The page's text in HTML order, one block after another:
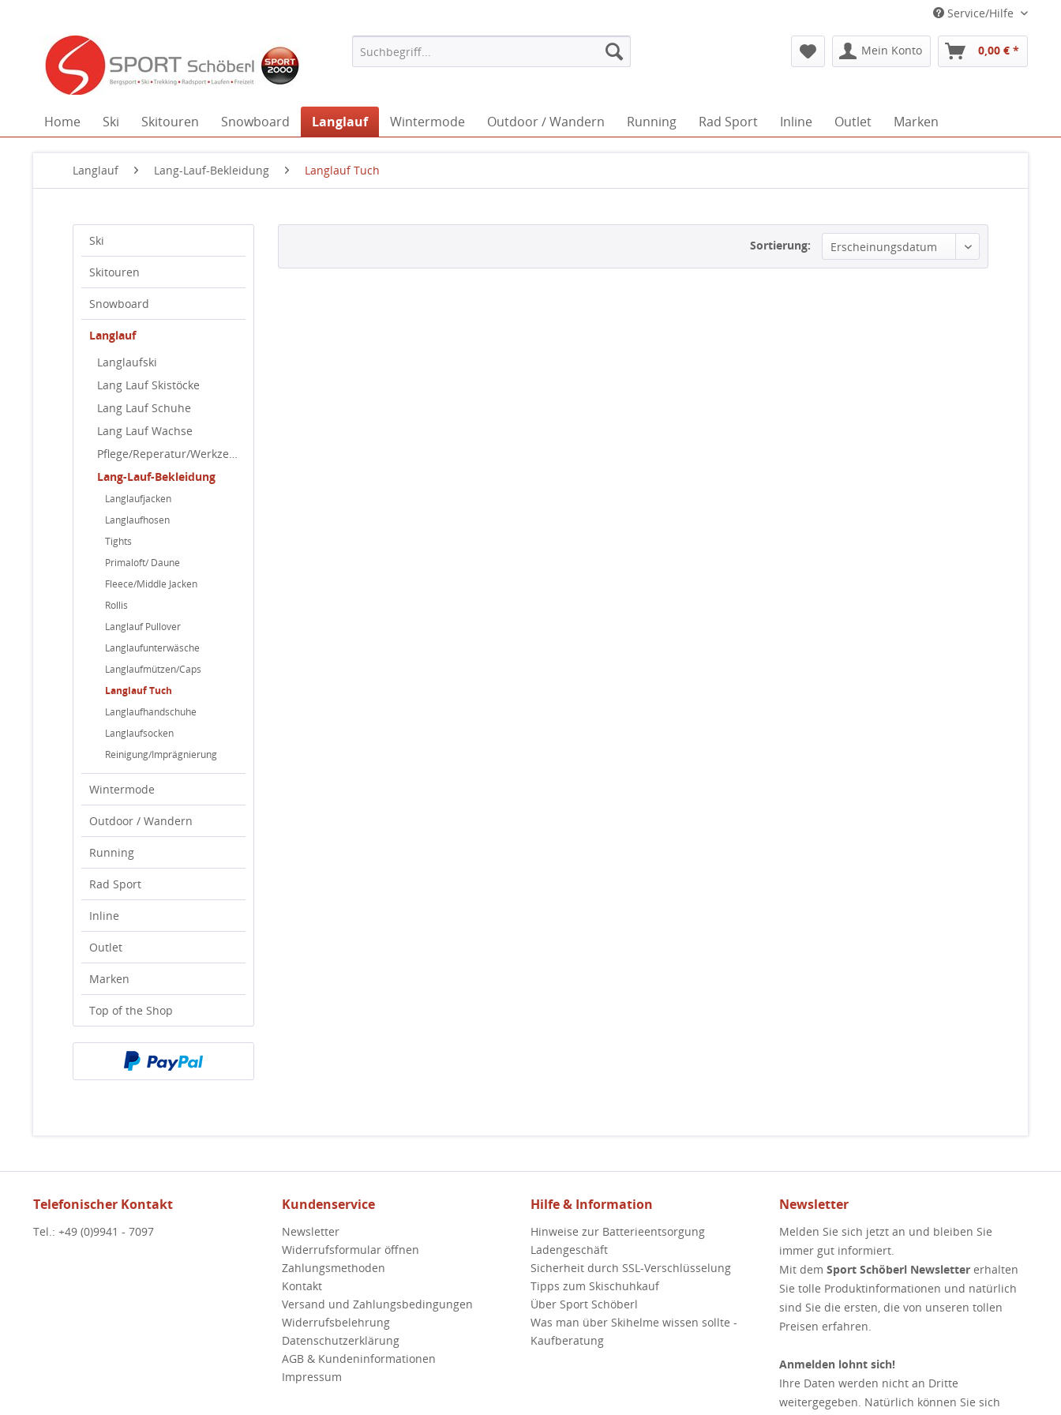
Service/Hilfe
Mein Konto 0,00 € *
Home Ski Skitouren Snowboard Langlauf Wintermode Outdoor / Wandern Running Rad Sport Inline Outlet Marken
Langlauf Lang-Lauf-Bekleidung Langlauf Tuch
Ski
Skitouren
Snowboard
Langlauf
Langlaufski
Lang Lauf Skistöcke
Lang Lauf Schuhe
Lang Lauf Wachse
Pflege/Reperatur/Werkzeuge
Lang-Lauf-Bekleidung
Langlaufjacken
Langlaufhosen
Tights
Primaloft/ Daune
Fleece/Middle Jacken
Rollis
Langlauf Pullover
Langlaufunterwäsche
Langlaufmützen/Caps
Langlauf Tuch
Langlaufhandschuhe
Langlaufsocken
Reinigung/Imprägnierung
Wintermode
Outdoor / Wandern
Running
Rad Sport
Inline
Outlet
Marken
Top of the Shop
Sortierung:
Telefonischer Kontakt
Tel.: +49 (0)9941 - 7097
Kundenservice
Newsletter
Widerrufsformular öffnen
Zahlungsmethoden
Kontakt
Versand und Zahlungsbedingungen
Widerrufsbelehrung
Datenschutzerklärung
AGB & Kundeninformationen
Impressum
Hilfe & Information
Hinweise zur Batterieentsorgung
Ladengeschäft
Sicherheit durch SSL-Verschlüsselung
Tipps zum Skischuhkauf
Über Sport Schöberl
Was man über Skihelme wissen sollte -
Kaufberatung
Newsletter
Melden Sie sich jetzt an und bleiben Sie
immer gut informiert.
Mit dem Sport Schöberl Newsletter erhalten
Sie tolle Produktinformationen und natürlich
sind Sie die ersten, die von unseren tollen
Preisen erfahren.
Anmelden lohnt sich!
Ihre Daten werden nicht an Dritte
weitergegeben. Natürlich können Sie sich